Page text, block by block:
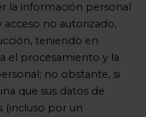
la información personal
no autorizado,
teniendo en
el procesamiento y la
no obstante, si
que sus datos de
(incluso por un